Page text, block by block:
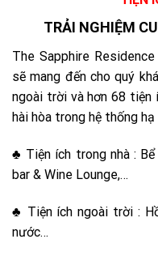
TRẢI NGHIỆM
The Sapphire
sẽ mang đến cho quý
ngoài trời và hơn 68 tiện
hài hòa trong hệ thống
♣ Tiện ích trong nhà :
bar & Wine Lounge,…
♣ Tiện ích ngoài trời :
nước…